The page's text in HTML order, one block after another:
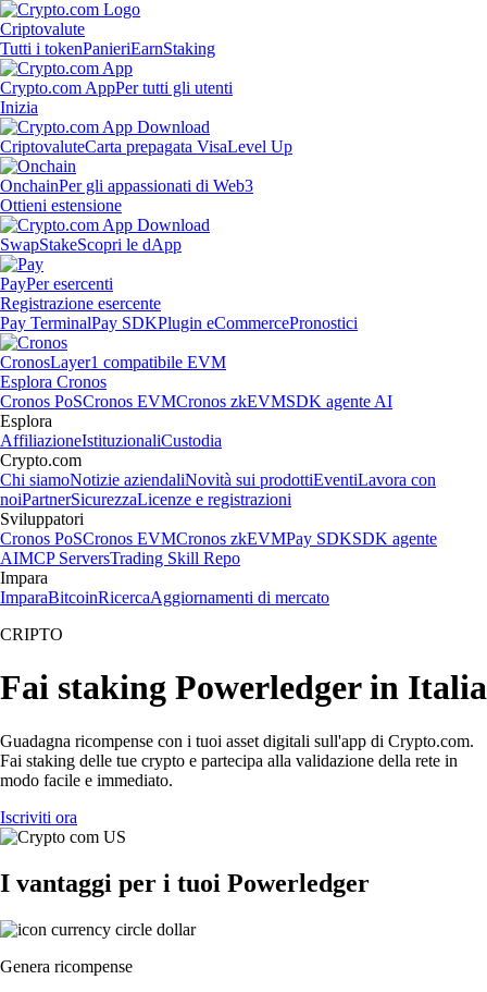
Criptovalute
Tutti i tokenPanieriEarnStaking
Crypto.com AppPer tutti gli utenti
Inizia
CriptovaluteCarta prepagata VisaLevel Up
OnchainPer gli appassionati di Web3
Ottieni estensione
SwapStakeScopri le dApp
PayPer esercenti
Registrazione esercente
Pay TerminalPay SDKPlugin eCommercePronostici
CronosLayer1 compatibile EVM
Esplora Cronos
Cronos PoSCronos EVMCronos zkEVMSDK agente AI
Esplora
AffiliazioneIstituzionaliCustodia
Crypto.com
Chi siamoNotizie aziendaliNovità sui prodottiEventiLavora con
noiPartnerSicurezzaLicenze e registrazioni
Sviluppatori
Cronos PoSCronos EVMCronos zkEVMPay SDKSDK agente
AIMCP ServersTrading Skill Repo
Impara
ImparaBitcoinRicercaAggiornamenti di mercato
CRIPTO
Fai staking Powerledger in Italia
Guadagna ricompense con i tuoi asset digitali sull'app di Crypto.com.
Fai staking delle tue crypto e partecipa alla validazione della rete in
modo facile e immediato.
Iscriviti ora
I vantaggi per i tuoi Powerledger
Genera ricompense